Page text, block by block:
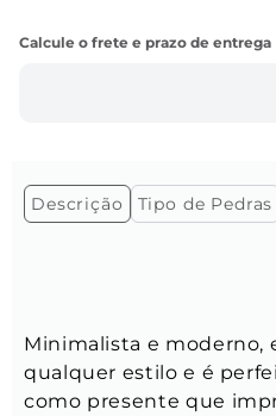
Descrição Tipo de Pedras
Minimalista e moderno,
qualquer estilo e é
como presente que